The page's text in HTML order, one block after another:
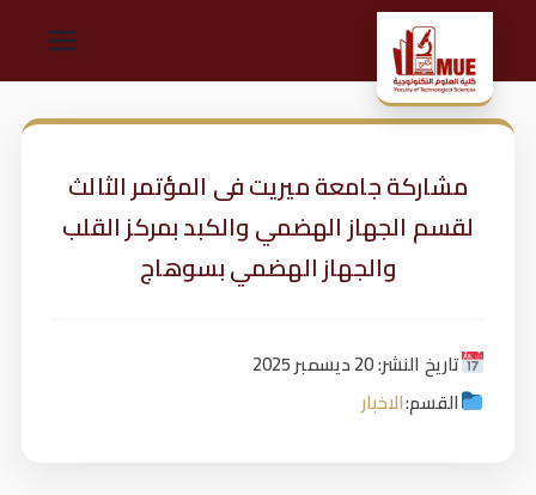
ك
لي
ة
ال
ت
ك
مشاركة جامعة ميريت فى المؤتمر الثالث
لقسم الجهاز الهضمي والكبد بمركز القلب
والجهاز الهضمي بسوهاج
تاريخ النشر: 20 ديسمبر 2025
القسم:الاخبار